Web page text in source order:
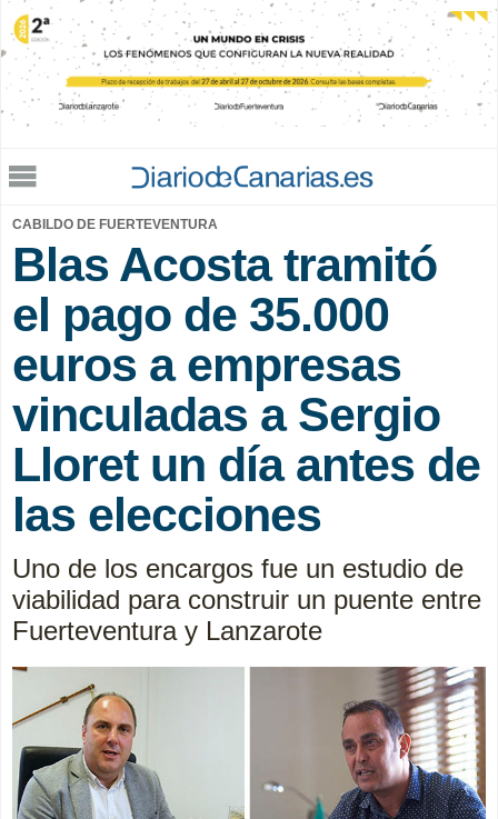
Jump to navigation
CABILDO DE FUERTEVENTURA
Blas Acosta tramitó
el pago de 35.000
euros a empresas
vinculadas a Sergio
Lloret un día antes de
las elecciones
Uno de los encargos fue un estudio de
viabilidad para construir un puente entre
Fuerteventura y Lanzarote